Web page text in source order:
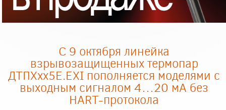
С 9 октября линейка
взрывозащищенных термопар
ДТПХхх5Е.EXI пополняется моделями с
выходным сигналом 4…20 мА без
HART-протокола